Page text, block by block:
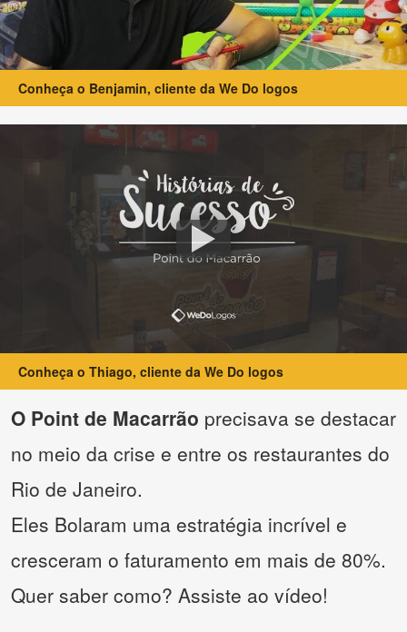
Conheça o Benjamin, cliente da We Do logos
Conheça o Thiago, cliente da We Do logos
O Point de Macarrão precisava se destacar
no meio da crise e entre os restaurantes do
Rio de Janeiro.
Eles Bolaram uma estratégia incrível e
cresceram o faturamento em mais de 80%.
Quer saber como? Assiste ao vídeo!